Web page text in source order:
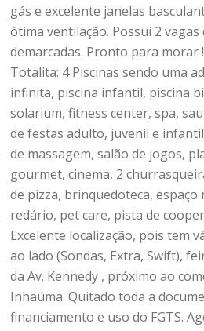
gás e excelente janelas
ótima ventilação. Possui 2
demarcadas. Pronto para morar
Totalita: 4 Piscinas sendo uma
infinita, piscina infantil, piscina
solarium, fitness center, spa,
de festas adulto, juvenil e
de massagem, salão de jogos,
gourmet, cinema, 2
de pizza, brinquedoteca, espaço
redário, pet care, pista de
Excelente localização, pois tem
ao lado (Sondas, Extra, Swift),
da Av. Kennedy , próximo ao
Inhaúma. Quitado toda a
financiamento e uso do FGTS.